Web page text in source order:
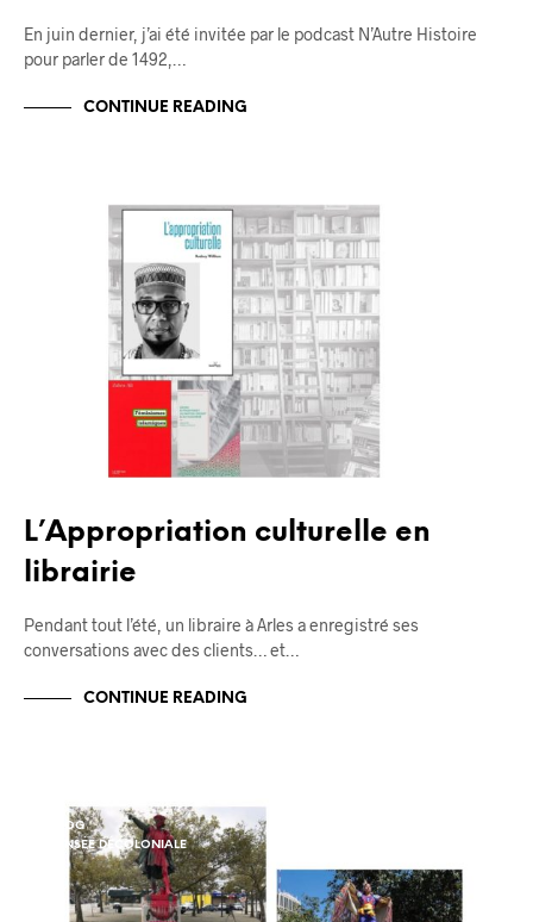
En juin dernier, j’ai été invitée par le podcast N’Autre Histoire
pour parler de 1492,…
CONTINUE READING
L’Appropriation culturelle en
librairie
Pendant tout l’été, un libraire à Arles a enregistré ses
conversations avec des clients… et…
CONTINUE READING
BLOG
PENSÉE DÉCOLONIALE